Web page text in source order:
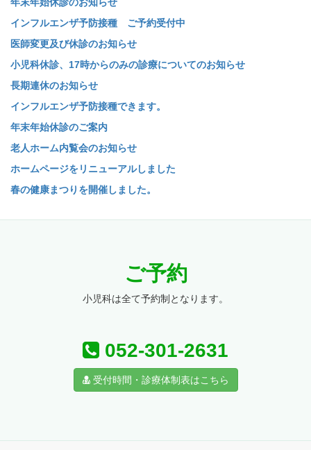
年末年始休診のお知らせ
インフルエンザ予防接種 ご予約受付中
医師変更及び休診のお知らせ
小児科休診、17時からのみの診療についてのお知らせ
長期連休のお知らせ
インフルエンザ予防接種できます。
年末年始休診のご案内
老人ホーム内覧会のお知らせ
ホームページをリニューアルしました
春の健康まつりを開催しました。
ご予約
小児科は全て予約制となります。
052-301-2631
受付時間・診療体制表はこちら